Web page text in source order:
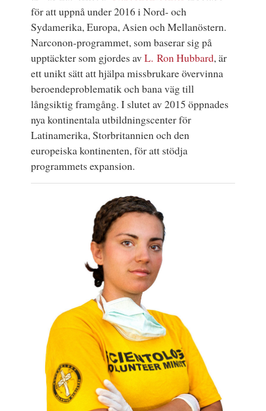
för att uppnå under 2016 i Nord- och
Sydamerika, Europa, Asien och Mellanöstern.
Narconon-programmet, som baserar sig på
upptäckter som gjordes avL. Ron Hubbard, är
ett unikt sätt att hjälpa missbrukare övervinna
beroendeproblematik och bana väg till
långsiktig framgång. I slutet av 2015 öppnades
nya kontinentala utbildningscenter för
Latinamerika, Storbritannien och den
europeiska kontinenten, för att stödja
programmets expansion.